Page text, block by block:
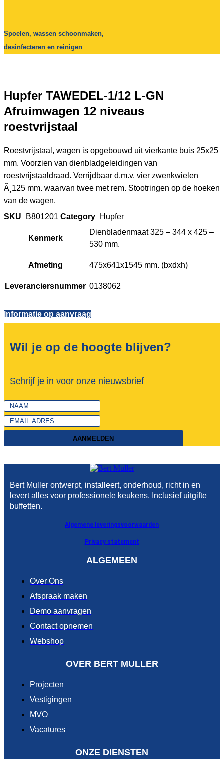
Spoelen, wassen schoonmaken,
desinfecteren en reinigen
Hupfer TAWEDEL-1/12 L-GN
Afruimwagen 12 niveaus
roestvrijstaal
Roestvrijstaal, wagen is opgebouwd uit vierkante buis 25x25
mm. Voorzien van dienbladgeleidingen van
roestvrijstaaldraad. Verrijdbaar d.m.v. vier zwenkwielen
Ã¸125 mm. waarvan twee met rem. Stootringen op de hoeken
van de wagen.
SKU
B801201 Category Hupfer
Kenmerk
Dienbladenmaat 325 – 344 x 425 –
530 mm.
Afmeting 475x641x1545 mm. (bxdxh)
Leveranciersnummer 0138062
Informatie op aanvraag
Wil je op de hoogte blijven?
Schrijf je in voor onze nieuwsbrief
AANMELDEN
Bert Muller ontwerpt, installeert, onderhoud, richt in en
levert alles voor professionele keukens. Inclusief uitgifte
buffetten.
Algemene leveringsvoorwaarden
Privacy statement
ALGEMEEN
Over Ons
Afspraak maken
Demo aanvragen
Contact opnemen
Webshop
OVER BERT MULLER
Projecten
Vestigingen
MVO
Vacatures
ONZE DIENSTEN